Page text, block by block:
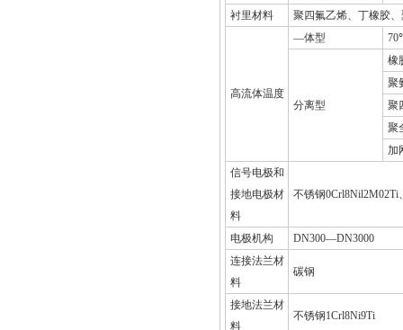
衬里材料
聚四氟乙烯、丁橡胶
高流体温度
—体型 70
分离型
橡
聚
聚
聚
加
信号电极和
接地电极材
料
不锈钢
电极机构 DN300—DN3000
连接法兰材
料
碳钢
接地法兰材
料
不锈钢1Crl8Ni9Ti